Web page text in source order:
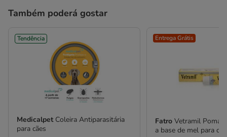
Também poderá gostar
Tendência
Medicalpet Coleira Antiparasitária
para cães
Entrega Grátis
FatroVetramil
a base de mel para